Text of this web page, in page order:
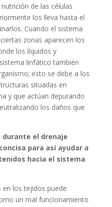
de las células
los lleva hasta el
Cuando el sistema
zonas aparecen los
los líquidos y
linfático también
esto se debe a los
situadas en
y que actúan depurando
los daños que
durante el drenaje
para así ayudar a
hacia el sistema
en los tejidos puede
un mal funcionamiento